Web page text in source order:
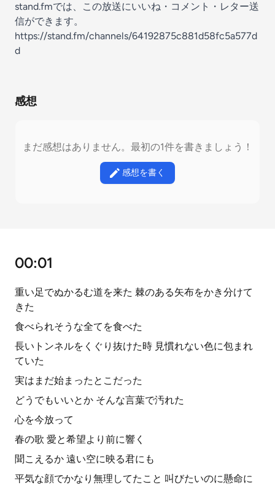
stand.fmでは、この放送にいいね・コメント・レター送
信ができます。
https://stand.fm/channels/64192875c881d58fc5a577d
d
感想
まだ感想はありません。最初の1件を書きましょう！
感想を書く
00:01
重い足でぬかるむ道を来た 棘のある矢布をかき分けて
きた
食べられそうな全てを食べた
長いトンネルをくぐり抜けた時 見慣れない色に包まれ
ていた
実はまだ始まったとこだった
どうでもいいとか そんな言葉で汚れた
心を今放って
春の歌 愛と希望より前に響く
聞こえるか 遠い空に映る君にも
平気な顔でかなり無理してたこと 叫びたいのに懸命に